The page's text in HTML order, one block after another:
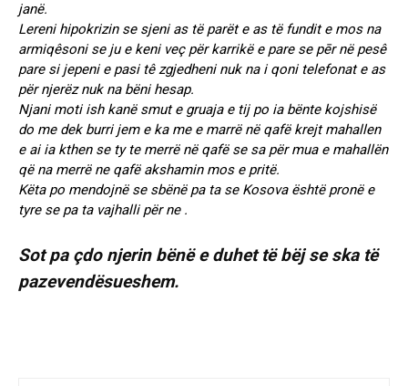
janë.
Lereni hipokrizin se sjeni as të parët e as të fundit e mos na
armiqêsoni se ju e keni veç për karrikë e pare se pēr në pesê
pare si jepeni e pasi tê zgjedheni nuk na i qoni telefonat e as
për njerëz nuk na bëni hesap.
Njani moti ish kanë smut e gruaja e tij po ia bënte kojshisë
do me dek burri jem e ka me e marrë në qafë krejt mahallen
e ai ia kthen se ty te merrë në qafë se sa për mua e mahallën
që na merrë ne qafë akshamin mos e pritë.
Këta po mendojnë se sbënë pa ta se Kosova është pronë e
tyre se pa ta vajhalli për ne .
Sot pa çdo njerin bënë e duhet të bëj se ska të
pazevendësueshem.